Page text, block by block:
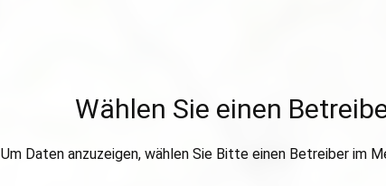
Wählen Sie einen
Um Daten anzuzeigen, wählen Sie Bitte einen Betreiber im